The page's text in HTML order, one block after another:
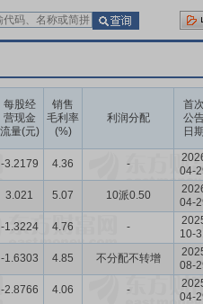
每股经
营现金
流量(元)
销售
毛利率
(%)
利润分配
首次
公
日期
-3.2179 4.36 -
04-
3.021 5.07 10派0.50
04-
-1.3224 4.76 -
10-
-1.6303 4.85 不分配不转增
08-
-2.8766 4.06 -
04-